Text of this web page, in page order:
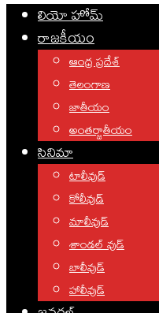
లియో హోమ్
రాజకీయం
ఆంధ్ర ప్రదేశ్
తెలంగాణ
జాతీయం
అంతర్జాతీయం
సినిమా
టాలీవుడ్
కోలీవుడ్
మాలీవుడ్
శాండల్ వుడ్
బాలీవుడ్
హాలీవుడ్